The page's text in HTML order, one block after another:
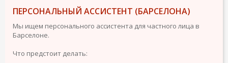
ПЕРСОНАЛЬНЫЙ АССИСТЕНТ (БАРСЕЛОНА)
Мы ищем персонального ассистента для частного лица в
Барселоне.
Что предстоит делать: